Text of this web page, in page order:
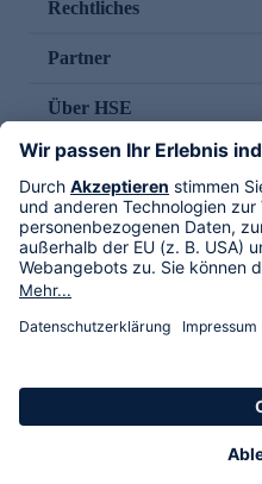
Rechtliches
Partner
Über HSE
Im TV
HSE International